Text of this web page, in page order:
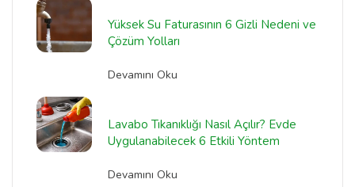
Yüksek Su Faturasının 6 Gizli Nedeni ve
Çözüm Yolları
Devamını Oku
Lavabo Tıkanıklığı Nasıl Açılır? Evde
Uygulanabilecek 6 Etkili Yöntem
Devamını Oku